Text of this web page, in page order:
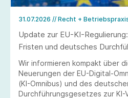
31.07.2026 // Recht +
Update zur EU-KI-
Fristen und deutsches
Wir informieren kompakt über
Neuerungen der EU-Digital-
(KI-Omnibus) und des
Durchführungsgesetzes zur KI-